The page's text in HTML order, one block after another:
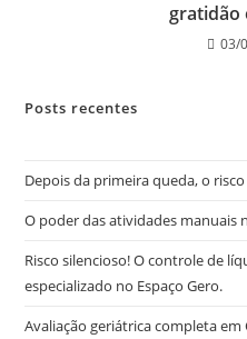
gratidão
03/
Posts recentes
Depois da primeira queda, o
O poder das atividades manuais
Risco silencioso! O controle de
especializado no Espaço Gero.
Avaliação geriátrica completa em